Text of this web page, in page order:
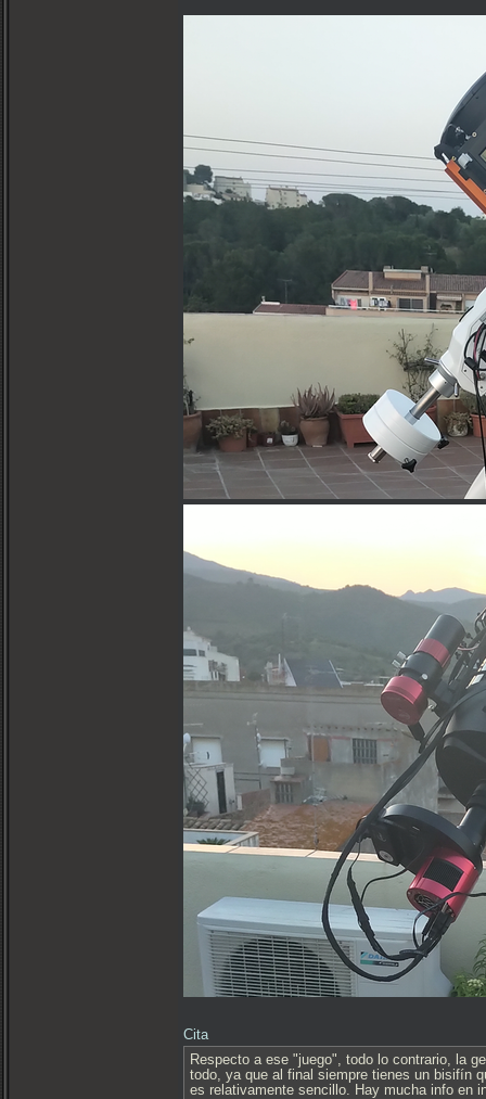
Cita
Respecto a ese "juego", todo lo contrario, la
todo, ya que al final siempre tienes un bisifín
es relativamente sencillo. Hay mucha info en